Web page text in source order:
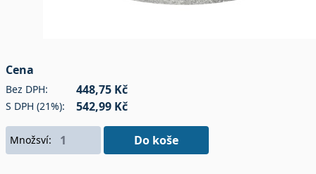
Cena
Bez DPH: 448,75 Kč
S DPH (21%): 542,99 Kč
Množsví: Do koše